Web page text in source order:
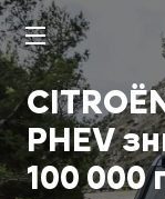
PHEV
100 000